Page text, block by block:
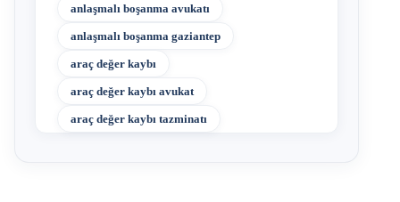
anlaşmalı boşanma avukatı
anlaşmalı boşanma gaziantep
araç değer kaybı
araç değer kaybı avukat
araç değer kaybı tazminatı